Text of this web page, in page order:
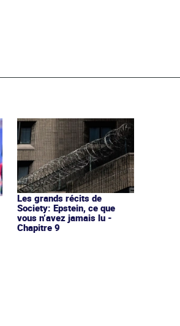
Les grands récits de
Society: Epstein, ce que
vous n’avez jamais lu -
Chapitre 9